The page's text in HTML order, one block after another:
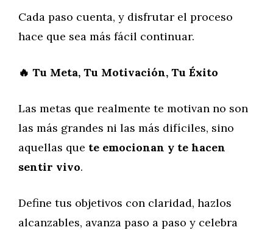
Cada paso cuenta, y disfrutar el proceso
hace que sea más fácil continuar.
🔥 Tu Meta, Tu Motivación, Tu Éxito
Las metas que realmente te motivan no son
las más grandes ni las más difíciles, sino
aquellas que te emocionan y te hacen
sentir vivo.
Define tus objetivos con claridad, hazlos
alcanzables, avanza paso a paso y celebra